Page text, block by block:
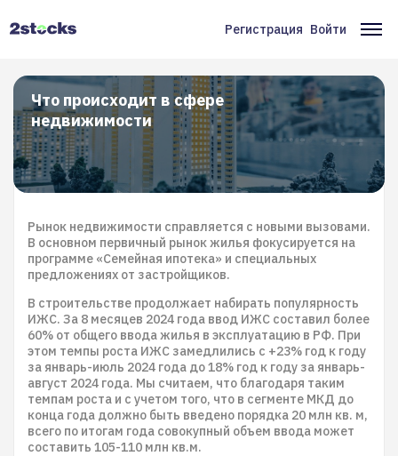
Меню
учётной
записи
пользователя
Регистрация Войти
Что происходит в сфере
недвижимости
Рынок недвижимости справляется с новыми вызовами.
В основном первичный рынок жилья фокусируется на
программе «Семейная ипотека» и специальных
предложениях от застройщиков.
В строительстве продолжает набирать популярность
ИЖС. За 8 месяцев 2024 года ввод ИЖС составил более
60% от общего ввода жилья в эксплуатацию в РФ. При
этом темпы роста ИЖС замедлились с +23% год к году
за январь-июль 2024 года до 18% год к году за январь-
август 2024 года. Мы считаем, что благодаря таким
темпам роста и с учетом того, что в сегменте МКД до
конца года должно быть введено порядка 20 млн кв. м,
всего по итогам года совокупный объем ввода может
составить 105-110 млн кв.м.